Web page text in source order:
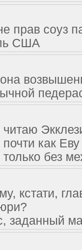
прав соуз
США
как Еву
без
кстати,
заданный